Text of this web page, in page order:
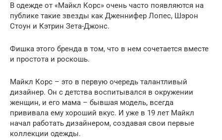
В одежде от «Майкл Корс» очень часто появляются на
публике такие звезды как Дженнифер Лопес, Шэрон
Стоун и Кэтрин Зета-Джонс.
Фишка этого бренда в том, что в нем сочетается вместе
и простота и роскошь.
Майкл Корс – это в первую очередь талантливый
дизайнер. Он с детства воспитывался в окружении
женщин, и его мама – бывшая модель, всегда
прививала ему хороший вкус. И уже в 19 лет Майкл
начал работать дизайнером, создавая свои первые
коллекции одежды.